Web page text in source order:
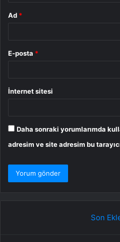
Ad *
E-posta *
İnternet sitesi
Daha sonraki yorumlarımda
adresim ve site adresim bu
Son